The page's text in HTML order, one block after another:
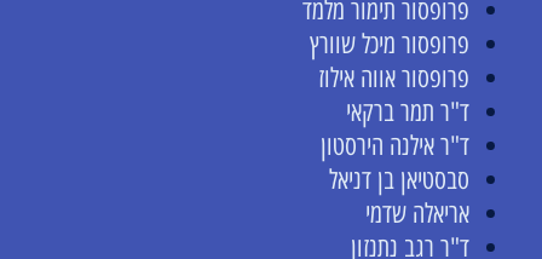
פרופסור תימור מלמד
פרופסור מיכל שוורץ
פרופסור אווה אילוז
ד"ר תמר ברקאי
ד"ר אילנה הירסטון
סבסטיאן בן דניאל
אריאלה שדמי
ד"ר רגב נתנזון